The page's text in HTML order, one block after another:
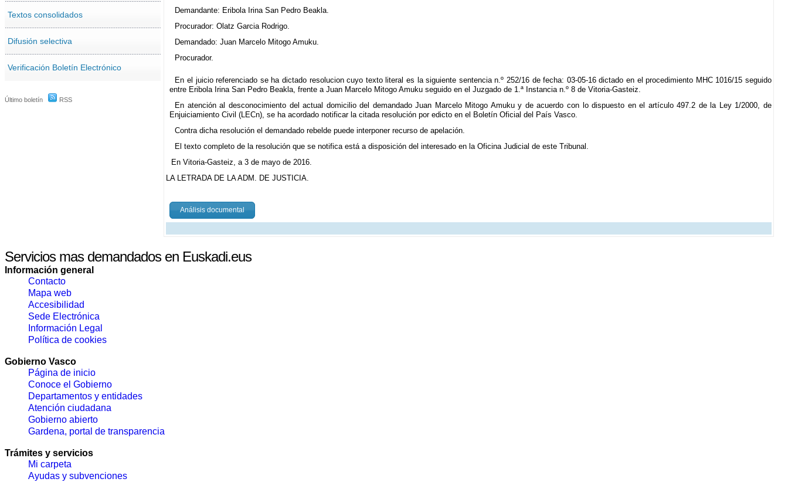
Textos consolidados
Difusión selectiva
Verificación Boletín Electrónico
Último boletín RSS
Demandante: Eribola Irina San Pedro Beakla.
Procurador: Olatz Garcia Rodrigo.
Demandado: Juan Marcelo Mitogo Amuku.
Procurador.
En el juicio referenciado se ha dictado resolucion cuyo texto literal es la siguiente sentencia n.º 252/16 de fecha: 03-05-16 dictado en el procedimiento MHC 1016/15 seguido
entre Eribola Irina San Pedro Beakla, frente a Juan Marcelo Mitogo Amuku seguido en el Juzgado de 1.ª Instancia n.º 8 de Vitoria-Gasteiz.
En atención al desconocimiento del actual domicilio del demandado Juan Marcelo Mitogo Amuku y de acuerdo con lo dispuesto en el artículo 497.2 de la Ley 1/2000, de
Enjuiciamiento Civil (LECn), se ha acordado notificar la citada resolución por edicto en el Boletín Oficial del País Vasco.
Contra dicha resolución el demandado rebelde puede interponer recurso de apelación.
El texto completo de la resolución que se notifica está a disposición del interesado en la Oficina Judicial de este Tribunal.
En Vitoria-Gasteiz, a 3 de mayo de 2016.
LA LETRADA DE LA ADM. DE JUSTICIA.
Análisis documental
Servicios mas demandados en Euskadi.eus
Información general
Contacto
Mapa web
Accesibilidad
Sede Electrónica
Información Legal
Política de cookies
Gobierno Vasco
Página de inicio
Conoce el Gobierno
Departamentos y entidades
Atención ciudadana
Gobierno abierto
Gardena, portal de transparencia
Trámites y servicios
Mi carpeta
Ayudas y subvenciones